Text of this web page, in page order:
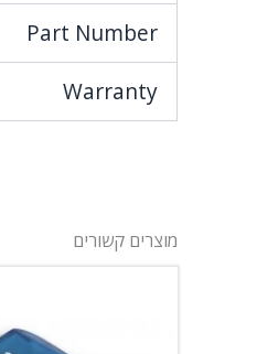
Part Number
Warranty
מוצרים קשורים